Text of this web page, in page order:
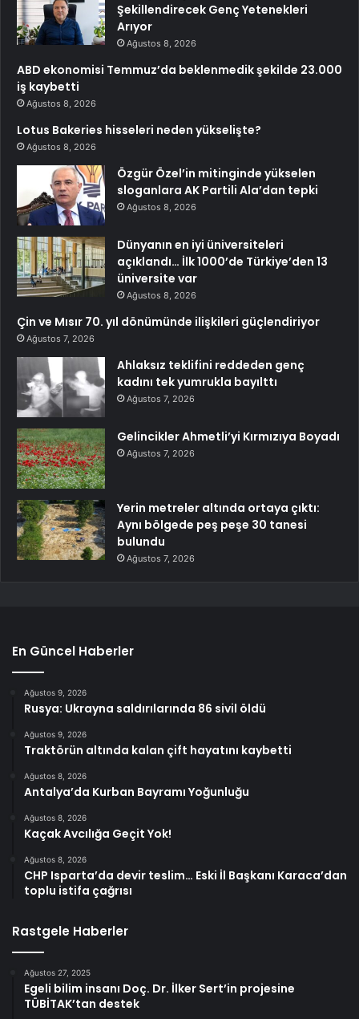
Şekillendirecek Genç Yetenekleri
Arıyor
Ağustos 8, 2026
ABD ekonomisi Temmuz’da beklenmedik şekilde 23.000
iş kaybetti
Ağustos 8, 2026
Lotus Bakeries hisseleri neden yükselişte?
Ağustos 8, 2026
Özgür Özel’in mitinginde yükselen
sloganlara AK Partili Ala’dan tepki
Ağustos 8, 2026
Dünyanın en iyi üniversiteleri
açıklandı… İlk 1000’de Türkiye’den 13
üniversite var
Ağustos 8, 2026
Çin ve Mısır 70. yıl dönümünde ilişkileri güçlendiriyor
Ağustos 7, 2026
Ahlaksız teklifini reddeden genç
kadını tek yumrukla bayılttı
Ağustos 7, 2026
Gelincikler Ahmetli’yi Kırmızıya Boyadı
Ağustos 7, 2026
Yerin metreler altında ortaya çıktı:
Aynı bölgede peş peşe 30 tanesi
bulundu
Ağustos 7, 2026
En Güncel Haberler
Ağustos 9, 2026
Rusya: Ukrayna saldırılarında 86 sivil öldü
Ağustos 9, 2026
Traktörün altında kalan çift hayatını kaybetti
Ağustos 8, 2026
Antalya’da Kurban Bayramı Yoğunluğu
Ağustos 8, 2026
Kaçak Avcılığa Geçit Yok!
Ağustos 8, 2026
CHP Isparta’da devir teslim… Eski İl Başkanı Karaca’dan
toplu istifa çağrısı
Rastgele Haberler
Ağustos 27, 2025
Egeli bilim insanı Doç. Dr. İlker Sert’in projesine
TÜBİTAK’tan destek